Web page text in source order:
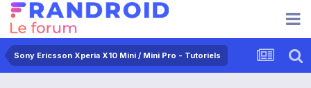
Sony Ericsson Xperia X10 Mini / Mini Pro - Tutoriels